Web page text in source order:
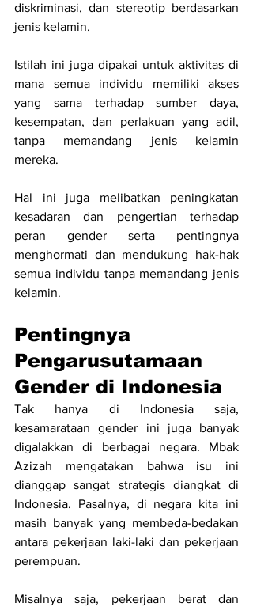
diskriminasi, dan stereotip berdasarkan
jenis kelamin.
Istilah ini juga dipakai untuk aktivitas di
mana semua individu memiliki akses
yang sama terhadap sumber daya,
kesempatan, dan perlakuan yang adil,
tanpa memandang jenis kelamin
mereka.
Hal ini juga melibatkan peningkatan
kesadaran dan pengertian terhadap
peran gender serta pentingnya
menghormati dan mendukung hak-hak
semua individu tanpa memandang jenis
kelamin.
Pentingnya
Pengarusutamaan
Gender di Indonesia
Tak hanya di Indonesia saja,
kesamarataan gender ini juga banyak
digalakkan di berbagai negara. Mbak
Azizah mengatakan bahwa isu ini
dianggap sangat strategis diangkat di
Indonesia. Pasalnya, di negara kita ini
masih banyak yang membeda-bedakan
antara pekerjaan laki-laki dan pekerjaan
perempuan.
Misalnya saja, pekerjaan berat dan